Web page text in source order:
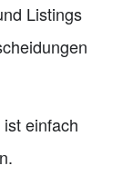
Listings
einfach